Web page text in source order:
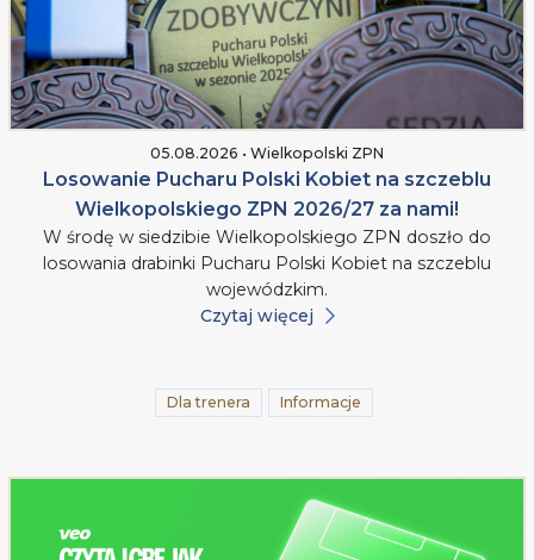
05.08.2026 • Wielkopolski ZPN
Losowanie Pucharu Polski Kobiet na szczeblu
Wielkopolskiego ZPN 2026/27 za nami!
W środę w siedzibie Wielkopolskiego ZPN doszło do
losowania drabinki Pucharu Polski Kobiet na szczeblu
wojewódzkim.
Czytaj więcej
Dla trenera Informacje